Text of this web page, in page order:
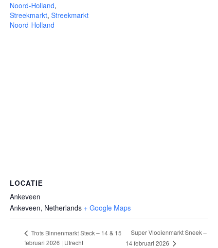
Noord-Holland,
Streekmarkt, Streekmarkt
Noord-Holland
LOCATIE
Ankeveen
Ankeveen, Netherlands + Google Maps
Trots Binnenmarkt Steck – 14 & 15
februari 2026 | Utrecht
Super Vlooienmarkt Sneek –
14 februari 2026